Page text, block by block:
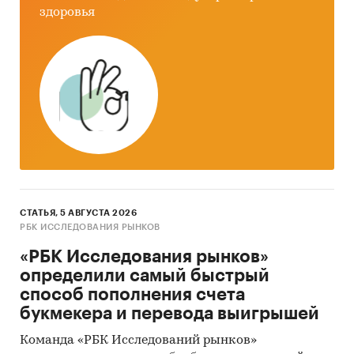
Выводы о перспективности создания
рекомендации действующим операторам
рынка
Источники информации
Базы данных государственных органов
статистики
Базы данных федеральной налоговой
службы
Открытые источники (сайты, порталы)
Сайты компаний
Опросы участников рынка
Архивы СМИ
Региональные и федеральные СМИ
здоровья
СТАТЬЯ, 5 АВГУСТА 2026
РБК ИССЛЕДОВАНИЯ РЫНКОВ
«РБК Исследования рынков»
определили самый быстрый
способ пополнения счета
букмекера и перевода выигрышей
Команда «РБК Исследований рынков»